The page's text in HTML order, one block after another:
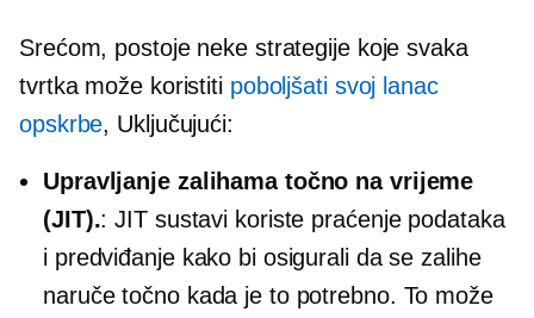
Srećom, postoje neke strategije koje svaka
tvrtka može koristiti poboljšati svoj lanac
opskrbe, Uključujući:
Upravljanje zalihama točno na vrijeme
(JIT).: JIT sustavi koriste praćenje podataka
i predviđanje kako bi osigurali da se zalihe
naruče točno kada je to potrebno. To može